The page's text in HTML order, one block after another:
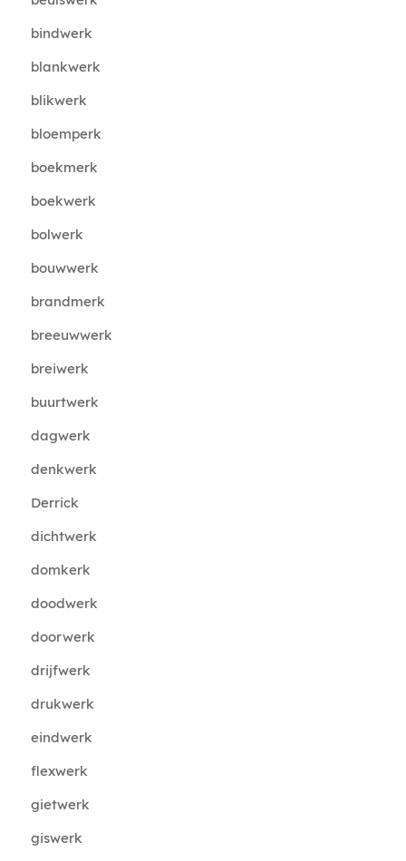
bindwerk
blankwerk
blikwerk
bloemperk
boekmerk
boekwerk
bolwerk
bouwwerk
brandmerk
breeuwwerk
breiwerk
buurtwerk
dagwerk
denkwerk
Derrick
dichtwerk
domkerk
doodwerk
doorwerk
drijfwerk
drukwerk
eindwerk
flexwerk
gietwerk
giswerk